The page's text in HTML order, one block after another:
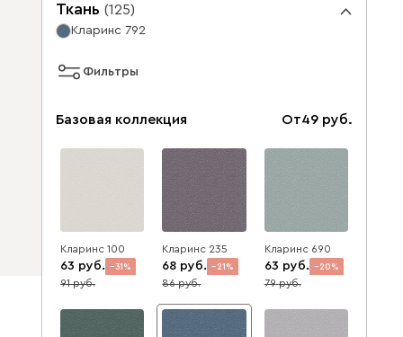
Ткань (125)
Кларинс 792
Фильтры
Базовая коллекция От49
Кларинс 100
63 31
91
Кларинс 235
68 21
86
Кларинс 690
63 20
79